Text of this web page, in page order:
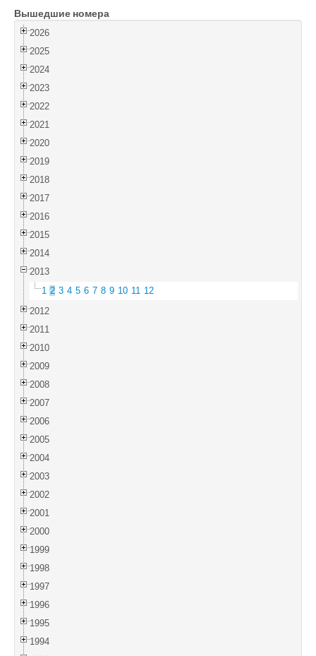
Войти
Вышедшие номера
2026
2025
2024
2023
2022
2021
2020
2019
2018
2017
2016
2015
2014
2013
1 2 3 4 5 6 7 8 9 10 11 12
2012
2011
2010
2009
2008
2007
2006
2005
2004
2003
2002
2001
2000
1999
1998
1997
1996
1995
1994